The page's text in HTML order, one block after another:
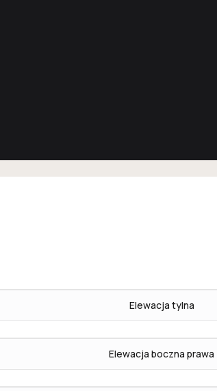
Elewacja tylna
Elewacja boczna prawa